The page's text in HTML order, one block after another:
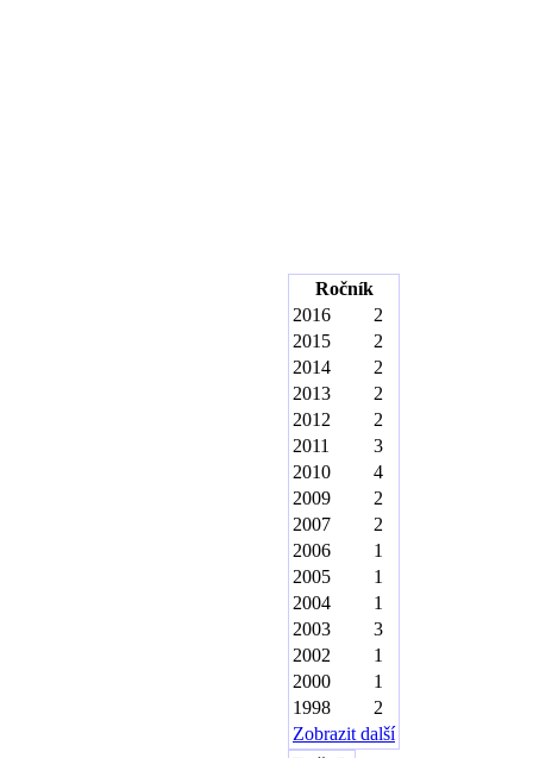
Ročník
2016
2
2015
2
2014
2
2013
2
2012
2
2011
3
2010
4
2009
2
2007
2
2006
1
2005
1
2004
1
2003
3
2002
1
2000
1
1998
2
Zobrazit další